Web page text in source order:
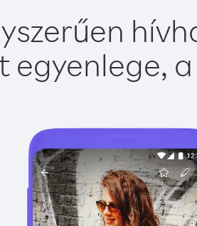
egyenlege,